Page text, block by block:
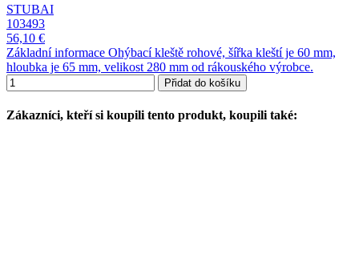
STUBAI
103493
56,10 €
Základní informace Ohýbací kleště rohové, šířka kleští je 60 mm,
hloubka je 65 mm, velikost 280 mm od rákouského výrobce.
Přidat do košíku
Zákazníci, kteří si koupili tento produkt, koupili také: